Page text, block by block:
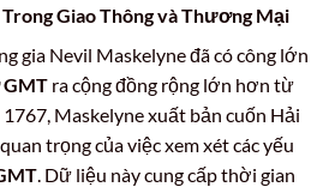
Trong Giao Thông và Thương Mại
gia Nevil Maskelyne đã có công lớn
GMT ra cộng đồng rộng lớn hơn từ
Maskelyne xuất bản cuốn Hải
trọng của việc xem xét các yếu
. Dữ liệu này cung cấp thời gian